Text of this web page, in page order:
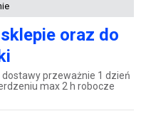
oraz do
dostawy przeważnie 1 dzień
max 2 h robocze